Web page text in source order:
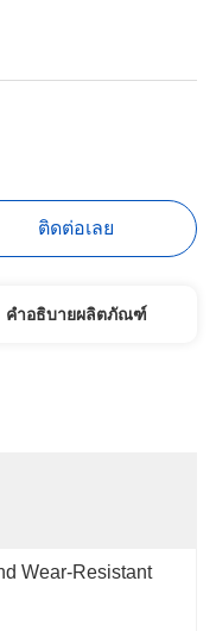
ติดต่อเลย
คำอธิบายผลิตภัณฑ์
Wear-Resistant